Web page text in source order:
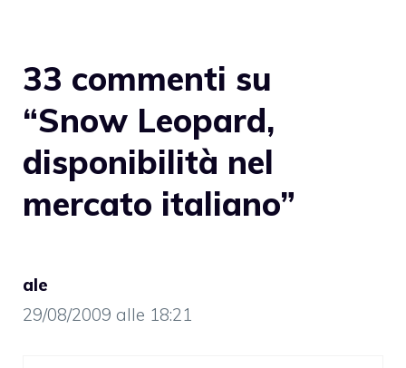
33 commenti su
“Snow Leopard,
disponibilità nel
mercato italiano”
ale
29/08/2009 alle 18:21